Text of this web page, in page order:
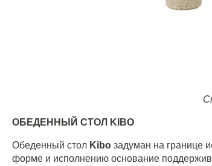
ОБЕДЕННЫЙ СТОЛ KIBO
Обеденный стол Kibo задуман на границе
форме и исполнению основание